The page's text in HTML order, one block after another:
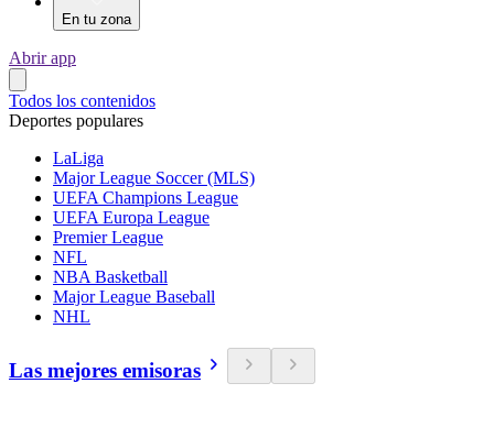
En tu zona
Abrir app
Todos los contenidos
Deportes populares
LaLiga
Major League Soccer (MLS)
UEFA Champions League
UEFA Europa League
Premier League
NFL
NBA Basketball
Major League Baseball
NHL
Las mejores emisoras